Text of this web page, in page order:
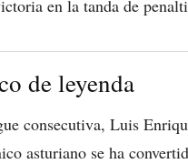
en la tanda de
de leyenda
consecutiva, Luis
asturiano se ha